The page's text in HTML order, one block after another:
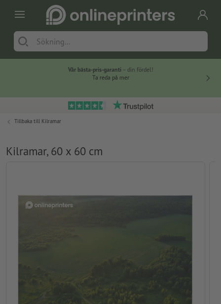
Vår bästa-pris-garanti – din fördel!
Ta reda på mer
Tillbaka till Kilramar
Kilramar, 60 x 60 cm